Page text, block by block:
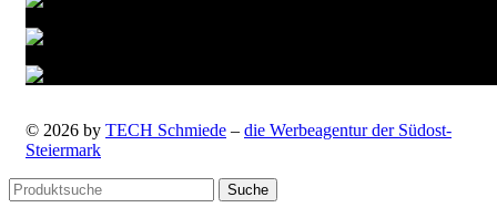
© 2026 by TECH Schmiede – die Werbeagentur der Südost-
Steiermark
Suche